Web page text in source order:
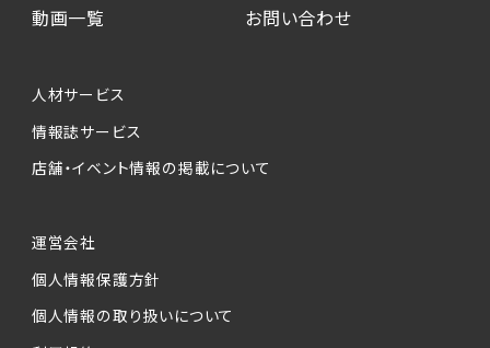
動画一覧
お問い合わせ
人材サービス
情報誌サービス
店舗・イベント情報の掲載について
運営会社
個人情報保護方針
個人情報の取り扱いについて